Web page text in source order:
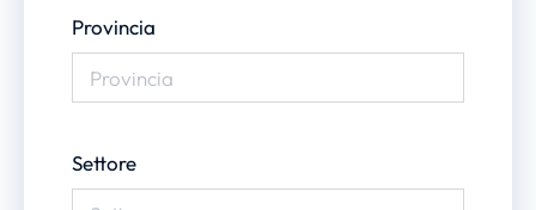
Provincia
Settore